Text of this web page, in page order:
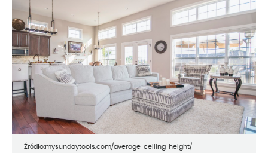
Źródło:mysundaytools.com/average-ceiling-height/